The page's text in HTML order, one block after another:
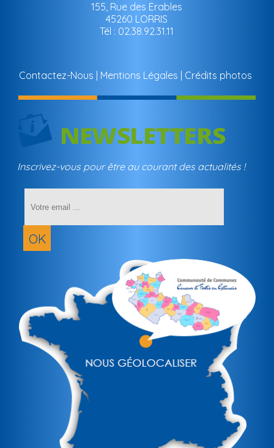
155, Rue des Erables
45260 LORRIS
Tél : 02.38.92.31.11
Contactez-Nous Mentions Légales Crédits photos
Inscrivez-vous pour être au courant des actualités !
OK